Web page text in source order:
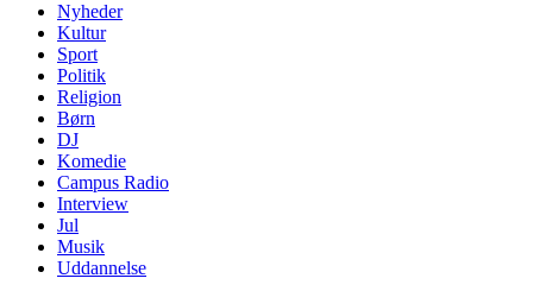
Nyheder
Kultur
Sport
Politik
Religion
Børn
DJ
Komedie
Campus Radio
Interview
Jul
Musik
Uddannelse